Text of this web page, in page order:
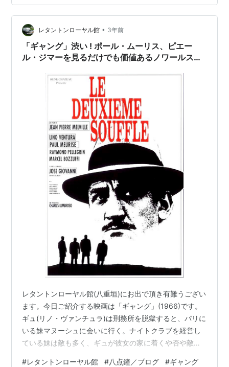
モルディブ人の男3人がラムカムヘン通りにあるコンドミ
ニアムに居住していることを確認。彼らの挙動が不審で
あったため、捜査員は監視を行い、その後、コンドミニ
アム周辺を歩いていた不審な…
レタントンローヤル館 • 3年前
「ギャング」渋い ! ポール・ムーリス、ピエー
ル・ジマーを見るだけでも価値あるノワールスリ
レタントンローヤル館(八重垣)にお出で頂き有難うござい
ます。今日ご紹介する映画は「ギャング」(1966)です。
ギュ(リノ・ヴァンチュラ)は刑務所を脱獄すると、パリに
いる妹マヌーシュに会いに行く。ナイトクラブを経営し
ている妹は敵も多く、ギュが彼女の家に着くや否や敵対
#レタントンローヤル館 #八点鐘／ブログ #ギャング